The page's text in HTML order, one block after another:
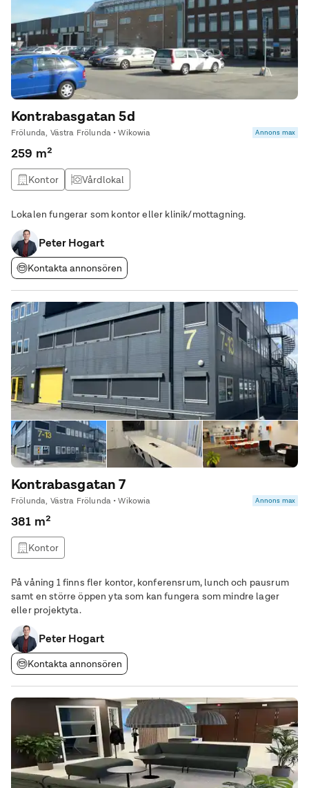
Kontrabasgatan 5d
Frölunda, Västra Frölunda • Wikowia Annons max
259 m²
Kontor Vårdlokal
Lokalen fungerar som kontor eller klinik/mottagning.
Peter Hogart
Kontakta annonsören
Kontrabasgatan 7
Frölunda, Västra Frölunda • Wikowia Annons max
381 m²
Kontor
På våning 1 finns fler kontor, konferensrum, lunch och pausrum
samt en större öppen yta som kan fungera som mindre lager
eller projektyta.
Peter Hogart
Kontakta annonsören